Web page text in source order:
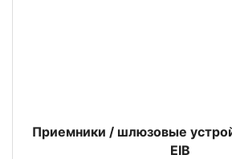
Приемники / шлюзовые
EIB